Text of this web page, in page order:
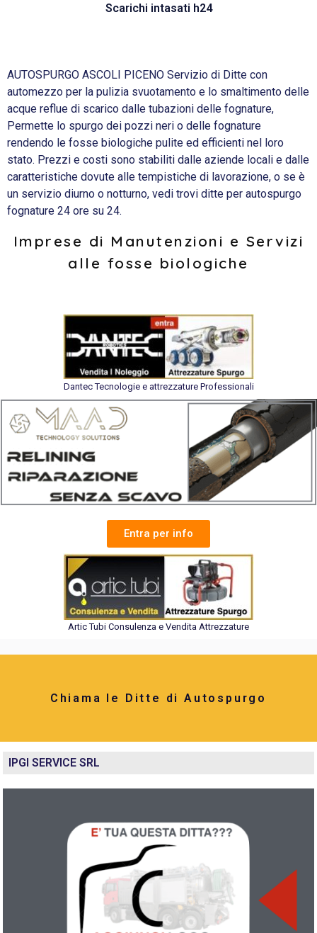
Scarichi intasati h24
AUTOSPURGO ASCOLI PICENO Servizio di Ditte con
automezzo per la pulizia svuotamento e lo smaltimento delle
acque reflue di scarico dalle tubazioni delle fognature,
Permette lo spurgo dei pozzi neri o delle fognature
rendendo le fosse biologiche pulite ed efficienti nel loro
stato. Prezzi e costi sono stabiliti dalle aziende locali e dalle
caratteristiche dovute alle tempistiche di lavorazione, o se è
un servizio diurno o notturno, vedi trovi ditte per autospurgo
fognature 24 ore su 24.
Imprese di Manutenzioni e Servizi
alle fosse biologiche
Dantec Tecnologie e attrezzature Professionali
Entra per info
Artic Tubi Consulenza e Vendita Attrezzature
Chiama le Ditte di Autospurgo
IPGI SERVICE SRL